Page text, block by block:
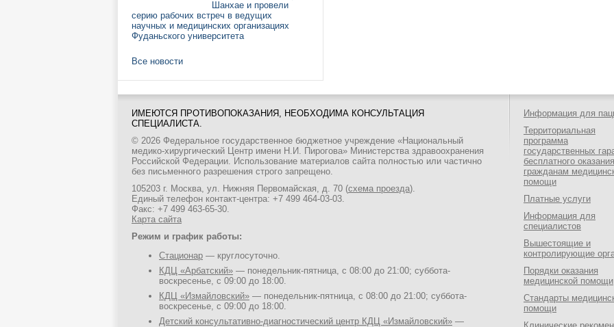
Шанхае и провели
серию рабочих встреч в ведущих
научных и медицинских организациях
Фуданьского университета
Все новости
ИМЕЮТСЯ ПРОТИВОПОКАЗАНИЯ, НЕОБХОДИМА КОНСУЛЬТАЦИЯ
СПЕЦИАЛИСТА.
© 2026 Федеральное государственное бюджетное учреждение «Национальный
медико-хирургический Центр имени Н.И. Пирогова» Министерства здравоохранения
Российской Федерации. Использование материалов сайта полностью или частично
без письменного разрешения строго запрещено.
105203 г. Москва, ул. Нижняя Первомайская, д. 70 (схема проезда).
Единый телефон контакт-центра: +7 499 464-03-03.
Факс: +7 499 463-65-30.
Карта сайта
Режим и график работы:
Стационар — круглосуточно.
КДЦ «Арбатский» — понедельник-пятница, с 08:00 до 21:00; суббота-
воскресенье, с 09:00 до 18:00.
КДЦ «Измайловский» — понедельник-пятница, с 08:00 до 21:00; суббота-
воскресенье, с 09:00 до 18:00.
Детский консультативно-диагностический центр КДЦ «Измайловский» —
Информация для
Территориальная
программа
государственных
бесплатного оказания
гражданам
помощи
Платные услуги
Информация для
специалистов
Вышестоящие и
контролирующие
Порядки оказания
медицинской помощи
Стандарты
помощи